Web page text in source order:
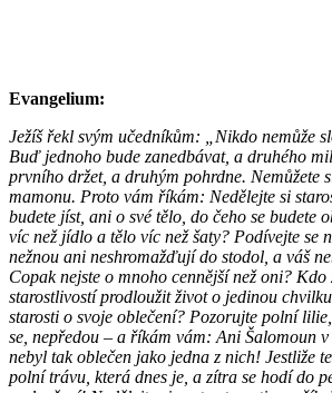
Evangelium:
Ježíš řekl svým učedníkům: „Nikdo nemůže
Buď jednoho bude zanedbávat, a druhého
prvního držet, a druhým pohrdne. Nemůžete
mamonu. Proto vám říkám: Nedělejte si
budete jíst, ani o své tělo, do čeho se budete
víc než jídlo a tělo víc než šaty? Podívejte se
nežnou ani neshromažďují do stodol, a váš
Copak nejste o mnoho cennější než oni? Kdo
starostlivostí prodloužit život o jedinou
starosti o svoje oblečení? Pozorujte polní
se, nepředou – a říkám vám: Ani Šalomoun v
nebyl tak oblečen jako jedna z nich! Jestliže
polní trávu, která dnes je, a zítra se hodí do